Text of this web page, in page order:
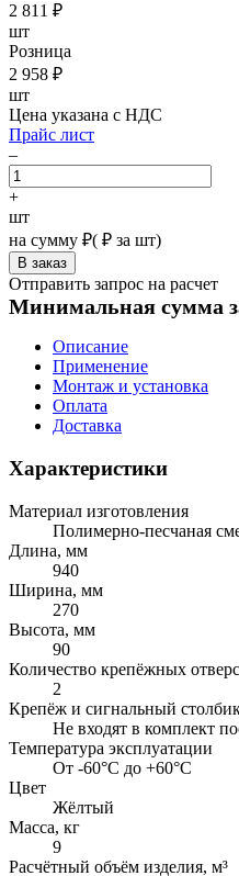
2 811 ₽
шт
Розница
2 958 ₽
шт
Цена указана с НДС
Прайс лист
–
+
шт
на сумму ₽( ₽ за шт)
Отправить запрос на расчет
Минимальная сумма
Описание
Применение
Монтаж и установка
Оплата
Доставка
Характеристики
Материал изготовления
Полимерно-песчаная
Длина, мм
940
Ширина, мм
270
Высота, мм
90
Количество крепёжных
2
Крепёж и сигнальный
Не входят в комплект
Температура эксплуатации
От -60°C до +60°C
Цвет
Жёлтый
Масса, кг
9
Расчётный объём изделия, м³